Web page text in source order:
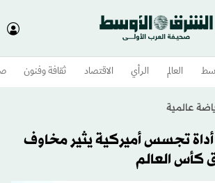
العالم الرأي الاقتصاد ثقافة وفنون
عالمية
أداة تجسس أميركية يثير مخاوف
كأس العالم